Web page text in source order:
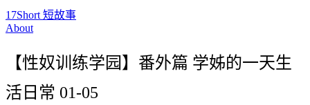
17Short 短故事
About
【性奴训练学园】番外篇 学姊的一天生
活日常 01-05